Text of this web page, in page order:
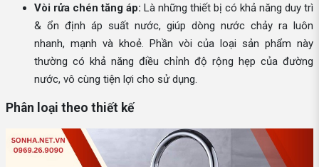
Vòi rửa chén tăng áp: Là những thiết bị có khả năng duy trì
& ổn định áp suất nước, giúp dòng nước chảy ra luôn
nhanh, mạnh và khoẻ. Phần vòi của loại sản phẩm này
thường có khả năng điều chỉnh độ rộng hẹp của đường
nước, vô cùng tiện lợi cho sử dụng.
Phân loại theo thiết kế